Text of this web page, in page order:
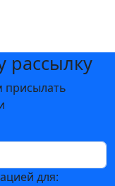
рассылку
присылать
для: